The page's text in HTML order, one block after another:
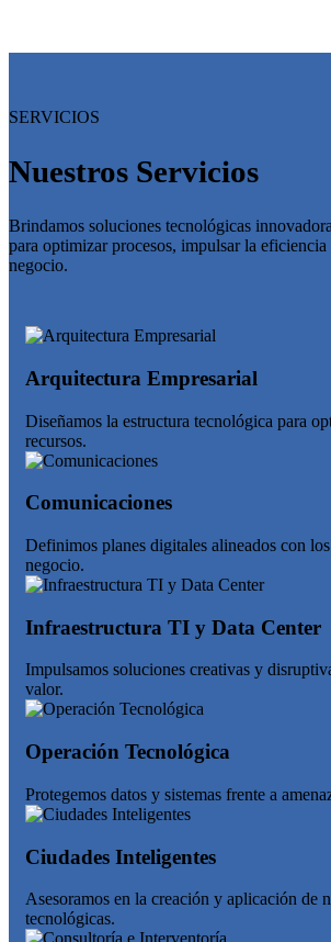
SERVICIOS
Nuestros Servicios
Brindamos soluciones tecnológicas
para optimizar procesos, impulsar la eficiencia
negocio.
Arquitectura Empresarial
Diseñamos la estructura tecnológica para
recursos.
Comunicaciones
Definimos planes digitales alineados con
negocio.
Infraestructura TI y Data Center
Impulsamos soluciones creativas y
valor.
Operación Tecnológica
Protegemos datos y sistemas frente a
Ciudades Inteligentes
Asesoramos en la creación y aplicación de
tecnológicas.